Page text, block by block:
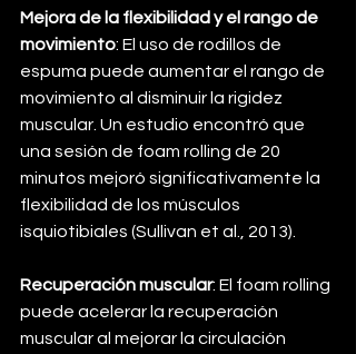
Mejora de la flexibilidad y el rango de
movimiento: El uso de rodillos de
espuma puede aumentar el rango de
movimiento al disminuir la rigidez
muscular. Un estudio encontró que
una sesión de foam rolling de 20
minutos mejoró significativamente la
flexibilidad de los músculos
isquiotibiales (Sullivan et al., 2013).
Recuperación muscular: El foam rolling
puede acelerar la recuperación
muscular al mejorar la circulación